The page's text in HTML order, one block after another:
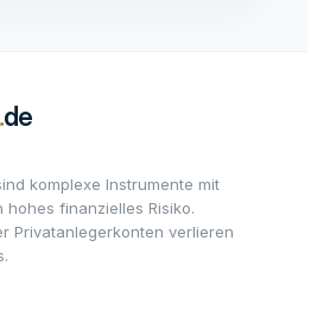
komplexe Instrumente mit
hohes finanzielles Risiko.
Privatanlegerkonten verlieren